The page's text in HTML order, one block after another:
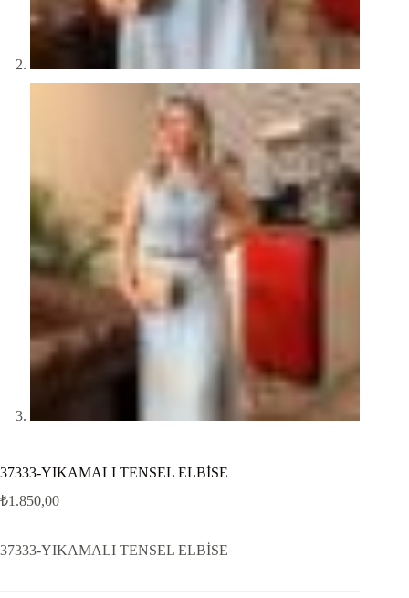
37333-YIKAMALI TENSEL ELBİSE
₺1.850,00
37333-YIKAMALI TENSEL ELBİSE